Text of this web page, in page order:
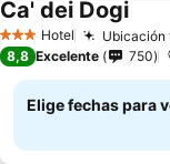
3 Estrellas
Hotel Ubicación
Ca' dei Dogi
8,8 Excelente 750
Elige fechas para